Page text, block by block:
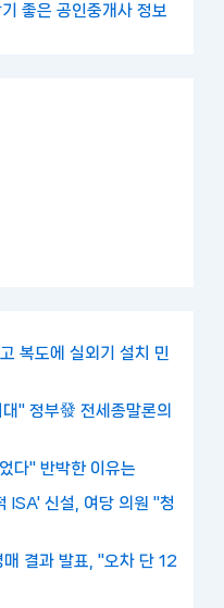
좋은 공인중개사 정보
복도에 실외기 설치 민
" 정부發 전세종말론의
다" 반박한 이유는
ISA' 신설, 여당 의원 "청
결과 발표, "오차 단 12